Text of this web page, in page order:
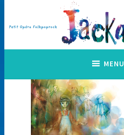
contenu
MENU